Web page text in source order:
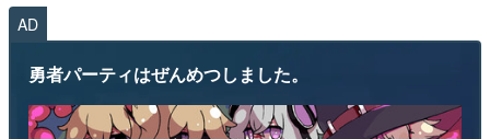
AD
勇者パーティはぜんめつしました。